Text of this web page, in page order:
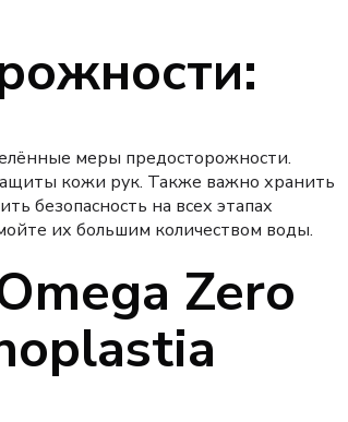
меры предосторожности.
кожи рук. Также важно хранить
безопасность на всех этапах
их большим количеством воды.
Zero